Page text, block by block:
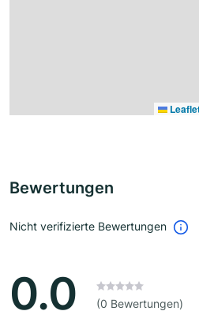
Bewertungen
Nicht verifizierte Bewertungen
0.0 (0 Bewertungen)